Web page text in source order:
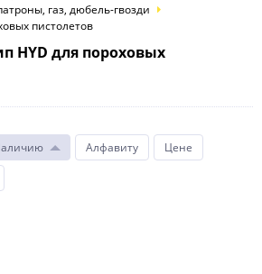
газ, дюбель-гвозди
пистолетов
HYD для пороховых
Алфавиту
Цене